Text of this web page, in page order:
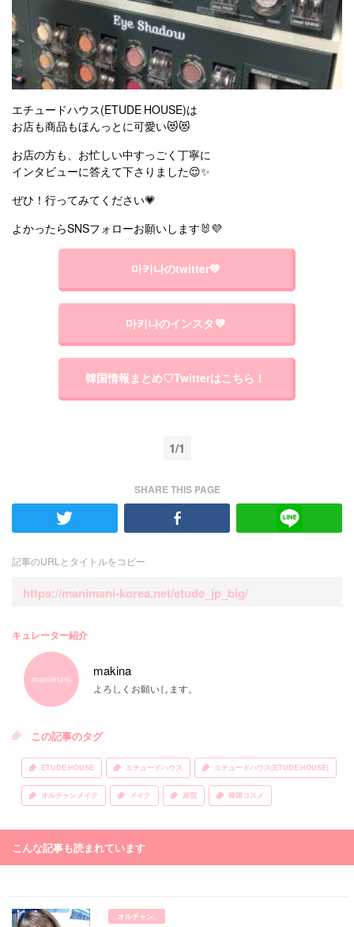
エチュードハウス(ETUDE HOUSE)は
お店も商品もほんっとに可愛い😻😻
お店の方も、お忙しい中すっごく丁寧に
インタビューに答えて下さりました😌✨
ぜひ！行ってみてください💗
よかったらSNSフォローお願いします🐰💜
마키나のtwitter💚
마키나のインスタ💜
韓国情報まとめ♡Twitterはこちら！
1/1
SHARE THIS PAGE
記事のURLとタイトルをコピー
https://manimani-korea.net/etude_jp_big/
キュレーター紹介
makina
よろしくお願いします。
この記事のタグ
ETUDE HOUSE エチュードハウス エチュードハウス(ETUDE HOUSE)
オルチャンメイク メイク 原宿 韓国コスメ
こんな記事も読まれています
オルチャン.